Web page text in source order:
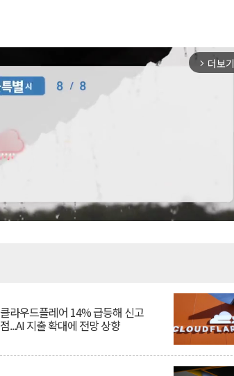
arrow_forward_ios 더보기
클라우드플레어 14% 급등해 신고
점...AI 지출 확대에 전망 상향